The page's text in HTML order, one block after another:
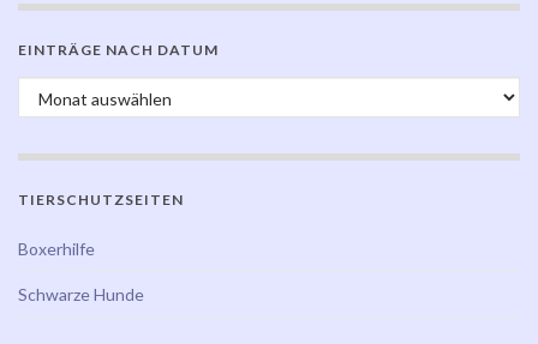
EINTRÄGE NACH DATUM
Einträge nach Datum
TIERSCHUTZSEITEN
Boxerhilfe
Schwarze Hunde